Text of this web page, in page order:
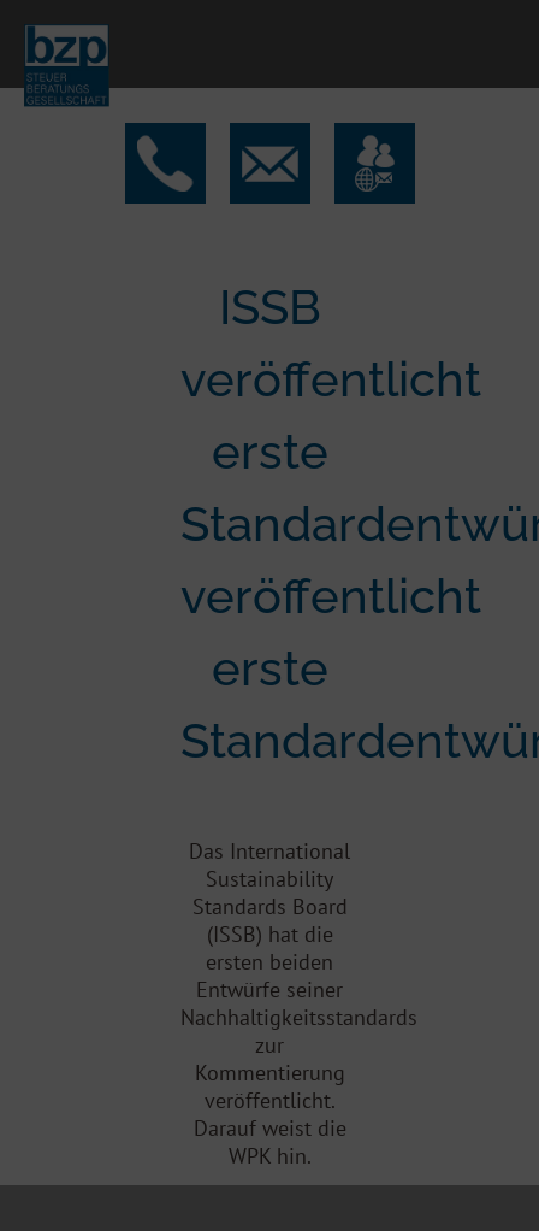
ISSB
veröffentlicht
erste
veröffentlicht
erste
Das International
Sustainability
Standards Board
(ISSB) hat die
ersten beiden
Entwürfe seiner
Nachhaltigkeitsstandards
zur
Kommentierung
veröffentlicht.
Darauf weist die
WPK hin.